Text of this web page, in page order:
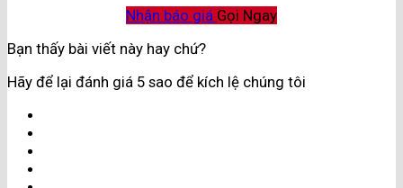
Nhận báo giá Gọi Ngay
Bạn thấy bài viết này hay chứ?
Hãy để lại đánh giá 5 sao để kích lệ chúng tôi